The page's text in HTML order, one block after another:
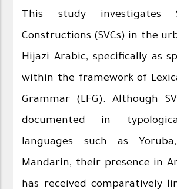
This study investigates
Constructions (SVCs) in the
Hijazi Arabic, specifically as
within the framework of
Grammar (LFG). Although
documented in
languages such as
Mandarin, their presence in
has received comparatively